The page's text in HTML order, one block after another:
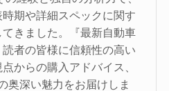
期や詳細スペックに関す
きました。『最新自動車
者の皆様に信頼性の高い
からの購入アドバイス、
奥深い魅力をお届けしま